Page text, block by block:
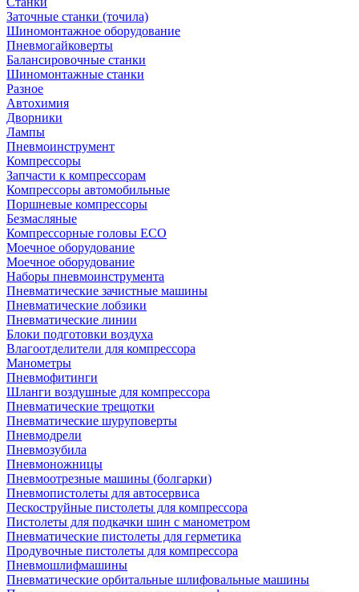
Заточные станки (точила)
Шиномонтажное оборудование
Пневмогайковерты
Балансировочные станки
Шиномонтажные станки
Разное
Автохимия
Дворники
Лампы
Пневмоинструмент
Компрессоры
Запчасти к компрессорам
Компрессоры автомобильные
Поршневые компрессоры
Безмасляные
Компрессорные головы ECO
Моечное оборудование
Моечное оборудование
Наборы пневмоинструмента
Пневматические зачистные машины
Пневматические лобзики
Пневматические линии
Блоки подготовки воздуха
Влагоотделители для компрессора
Манометры
Пневмофитинги
Шланги воздушные для компрессора
Пневматические трещотки
Пневматические шуруповерты
Пневмодрели
Пневмозубила
Пневмоножницы
Пневмоотрезные машины (болгарки)
Пневмопистолеты для автосервиса
Пескоструйные пистолеты для компрессора
Пистолеты для подкачки шин с манометром
Пневматические пистолеты для герметика
Продувочные пистолеты для компрессора
Пневмошлифмашины
Пневматические орбитальные шлифовальные машины